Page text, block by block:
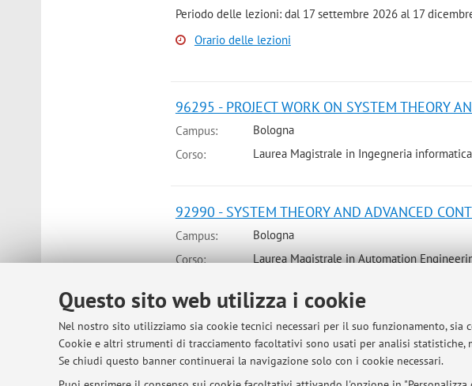
Questo sito web utilizza i cookie
Nel nostro sito utilizziamo sia cookie tecnici necessari per il suo funzionamento,
Cookie e altri strumenti di tracciamento facoltativi sono usati per analisi
Se chiudi questo banner continuerai la navigazione solo con i cookie necessari.
Periodo delle lezioni: dal 17 settembre 2026 al 17
Orario delle lezioni
96295 - PROJECT WORK ON SYSTEM THEORY
Campus:
Bologna
Corso:
Laurea Magistrale in Ingegneria informatica
92990 - SYSTEM THEORY AND ADVANCED
Campus:
Bologna
Corso:
Laurea Magistrale in Automation
92990 - SYSTEM THEORY AND ADVANCED
Campus:
Bologna